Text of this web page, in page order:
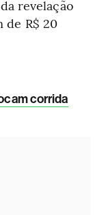
revelação
de R$ 20
corrida